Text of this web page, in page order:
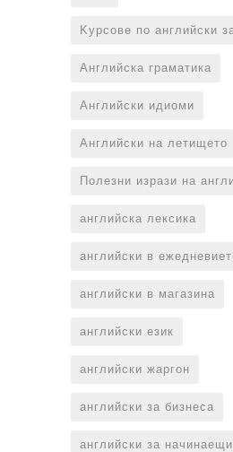
Kурсове по английски
Английска граматика
Английски идиоми
Английски на летището
Полезни изрази на
английска лексика
английски в
английски в магазина
английски език
английски жаргон
английски за бизнеса
английски за начинаещи